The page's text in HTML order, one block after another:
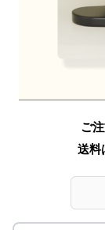
ご
送料